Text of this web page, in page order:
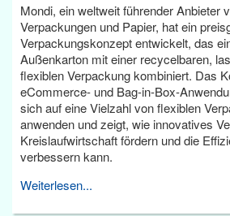
Mondi, ein weltweit führender Anbieter
Verpackungen und Papier, hat ein
Verpackungskonzept entwickelt, das
Außenkarton mit einer recycelbaren,
flexiblen Verpackung kombiniert. Das
eCommerce- und Bag-in-Box-
sich auf eine Vielzahl von flexiblen
anwenden und zeigt, wie innovatives
Kreislaufwirtschaft fördern und die
verbessern kann.
Weiterlesen...